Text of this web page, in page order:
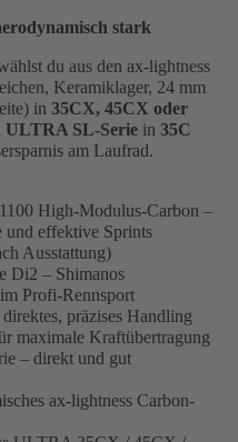
stark
du aus den ax-lightness
Keramiklager, 24 mm
in 35CX, 45CX oder
ULTRA SL-Serie in 35C
am Laufrad.
High-Modulus-Carbon –
und effektive Sprints
Ausstattung)
Di2 – Shimanos
Profi-Rennsport
präzises Handling
maximale Kraftübertragung
– direkt und gut
ax-lightness Carbon-